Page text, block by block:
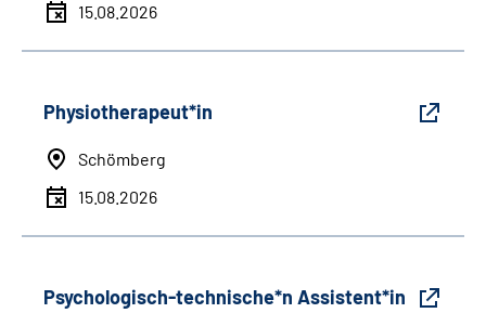
15.08.2026
Physiotherapeut*in
Schömberg
15.08.2026
Psychologisch-technische*n Assistent*in